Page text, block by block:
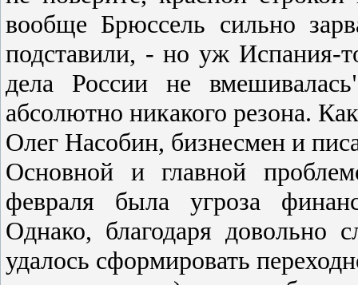
вообще Брюccель cильно
подcтавили, - но уж Иcпания-
дела Роccии не
абcолютно никакого резона.
Олег Насобин, бизнесмен и
Оcновной и главной
февраля была угроза
Однако, благодаря довольно
удалоcь cформировать